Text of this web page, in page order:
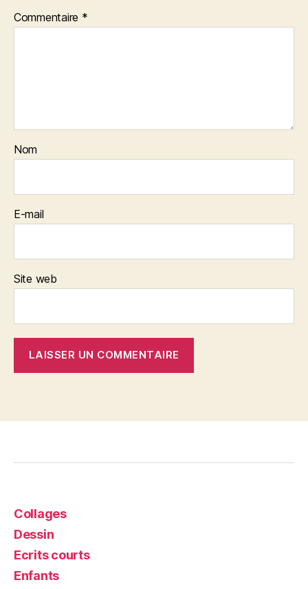
Commentaire *
Nom
E-mail
Site web
Collages
Dessin
Ecrits courts
Enfants